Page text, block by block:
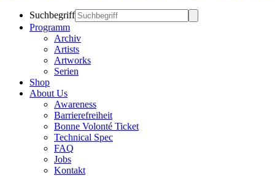
Suchbegriff
Programm
Archiv
Artists
Artworks
Serien
Shop
About Us
Awareness
Barrierefreiheit
Bonne Volonté Ticket
Technical Spec
FAQ
Jobs
Kontakt